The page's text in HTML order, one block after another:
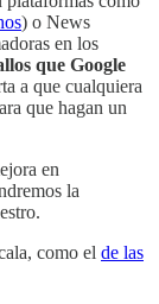
) o News
en los
que Google
a que cualquiera
que hagan un
en
la
como el de las